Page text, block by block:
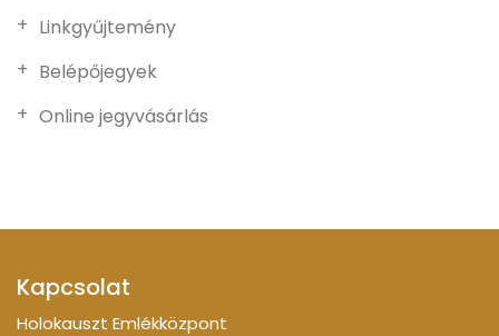
Linkgyűjtemény
Belépőjegyek
Online jegyvásárlás
Kapcsolat
Holokauszt Emlékközpont